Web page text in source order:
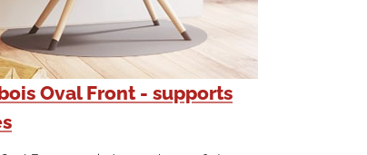
Oval Front - supports